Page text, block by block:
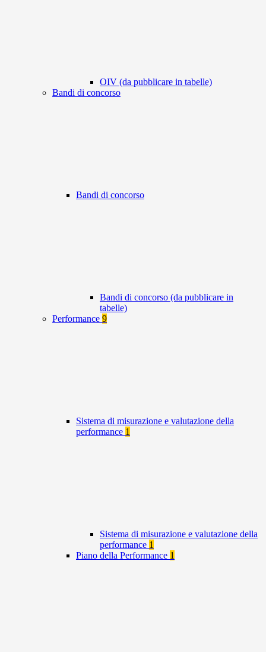
OIV (da pubblicare in tabelle)
Bandi di concorso
Bandi di concorso
Bandi di concorso (da pubblicare in
tabelle)
Performance 9
Sistema di misurazione e valutazione della
performance 1
Sistema di misurazione e valutazione della
performance 1
Piano della Performance 1